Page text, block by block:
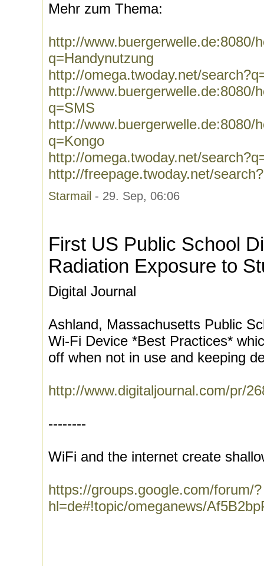
Mehr zum Thema:
http://www.buergerwelle.de:8080/
q=Handynutzung
http://omega.twoday.net/
http://www.buergerwelle.de:8080/
q=SMS
http://www.buergerwelle.de:8080/
q=Kongo
http://omega.twoday.net/
http://freepage.twoday.net/
Starmail - 29. Sep, 06:06
First US Public School
Radiation Exposure to
Digital Journal
Ashland, Massachusetts Public
Wi-Fi Device *Best Practices*
off when not in use and keeping
http://www.digitaljournal.com/pr/
--------
WiFi and the internet create
https://groups.google.com/forum/?
hl=de#!topic/omeganews/